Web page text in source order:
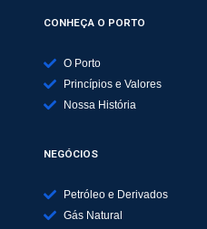
CONHEÇA O PORTO
O Porto
Princípios e Valores
Nossa História
NEGÓCIOS
Petróleo e Derivados
Gás Natural